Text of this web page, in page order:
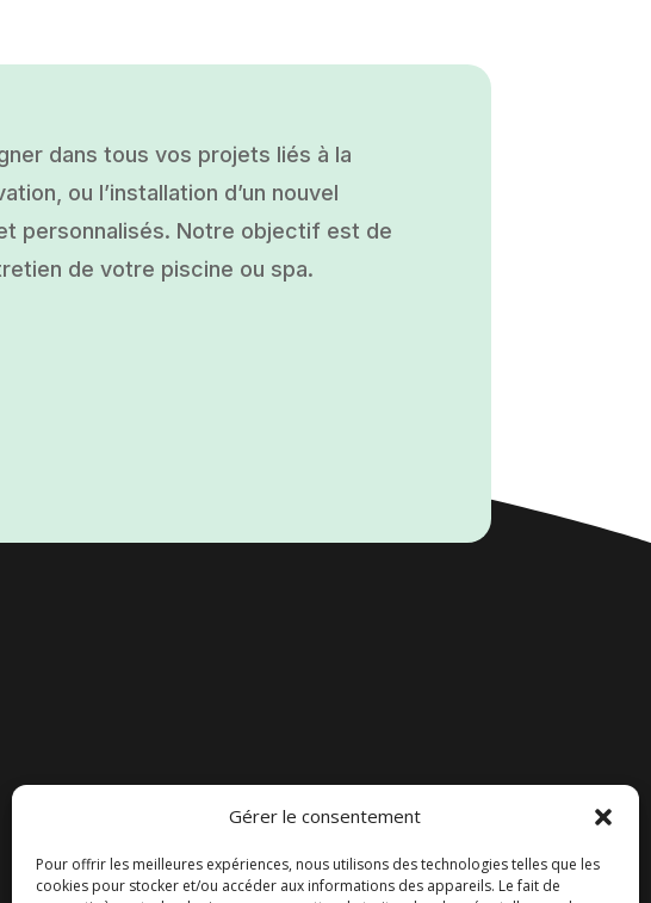
Gérer le consentement
Pour offrir les meilleures expériences, nous utilisons des technologies telles que les
cookies pour stocker et/ou accéder aux informations des appareils. Le fait de
dans tous vos projets liés à la
ou l’installation d’un nouvel
personnalisés. Notre objectif est de
de votre piscine ou spa.
Accueil
Contact